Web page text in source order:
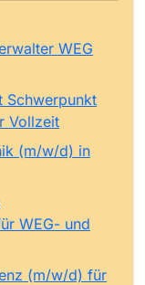
WEG
Schwerpunkt
Vollzeit
(m/w/d) in
WEG- und
(m/w/d) für